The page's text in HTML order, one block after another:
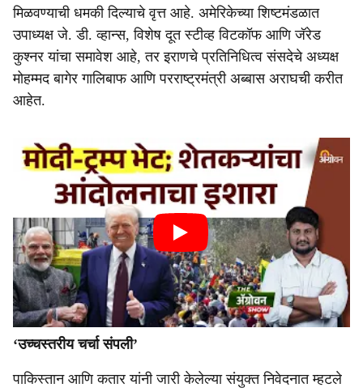
मिळवण्याची धमकी दिल्याचे वृत्त आहे. अमेरिकेच्या शिष्टमंडळात
उपाध्यक्ष जे. डी. व्हान्स, विशेष दूत स्टीव्ह विटकॉफ आणि जॅरेड
कुश्नर यांचा समावेश आहे, तर इराणचे प्रतिनिधित्व संसदेचे अध्यक्ष
मोहम्मद बागेर गालिबाफ आणि परराष्ट्रमंत्री अब्बास अराघची करीत
आहेत.
‘उच्चस्तरीय चर्चा संपली’
पाकिस्तान आणि कतार यांनी जारी केलेल्या संयुक्त निवेदनात म्हटले